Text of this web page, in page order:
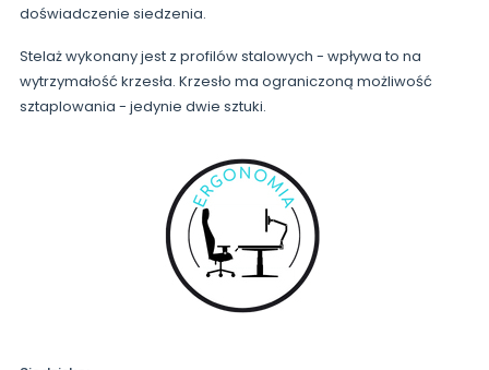
doświadczenie siedzenia.
Stelaż wykonany jest z profilów stalowych - wpływa to na
wytrzymałość krzesła. Krzesło ma ograniczoną możliwość
sztaplowania - jedynie dwie sztuki.